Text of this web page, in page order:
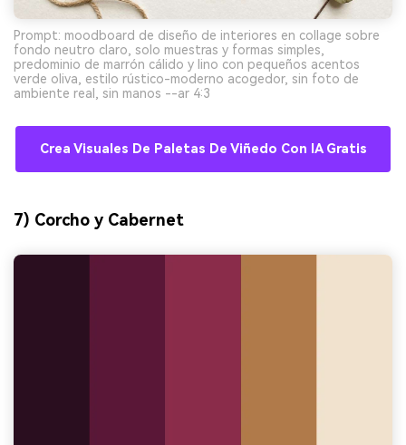
Prompt: moodboard de diseño de interiores en collage sobre
fondo neutro claro, solo muestras y formas simples,
predominio de marrón cálido y lino con pequeños acentos
verde oliva, estilo rústico-moderno acogedor, sin foto de
ambiente real, sin manos --ar 4:3
Crea Visuales De Paletas De Viñedo Con IA Gratis
7) Corcho y Cabernet